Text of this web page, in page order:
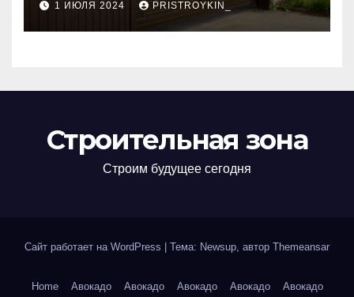
1 ИЮЛЯ 2024 PRISTROYKIN_
Строительная зона
Строим будущее сегодня
Сайт работает на WordPress | Тема: Newsup, автор Themeansar
Home Авокадо Авокадо Авокадо Авокадо Авокадо